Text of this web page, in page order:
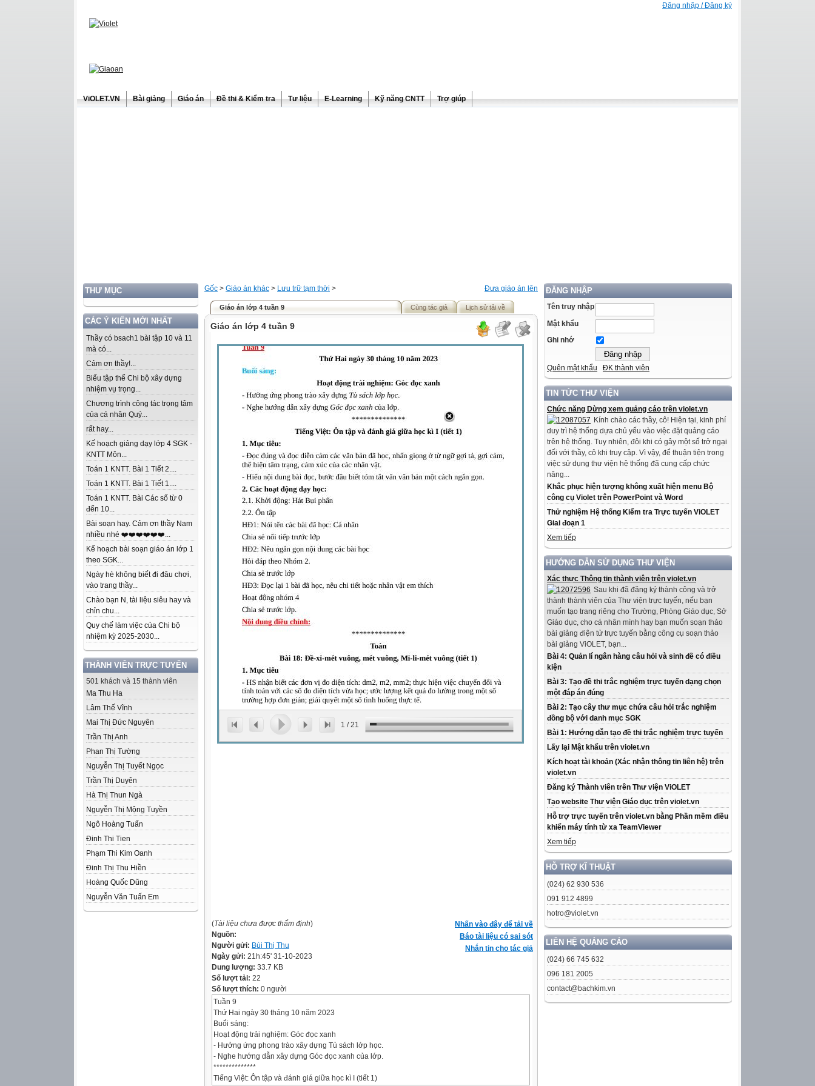
Đăng nhập / Đăng ký
ViOLET.VN Bài giảng Giáo án Đề thi & Kiểm tra Tư liệu E-Learning Kỹ năng CNTT Trợ giúp
THƯ MỤC
CÁC Ý KIẾN MỚI NHẤT
Thầy có bsach1 bài tập 10 và 11
mà có...
Cảm ơn thầy!...
Biểu tập thể Chi bộ xây dựng
nhiệm vụ trọng...
Chương trình công tác trọng tâm
của cá nhân Quý...
rất hay...
Kế hoạch giảng dạy lớp 4 SGK -
KNTT Môn...
Toán 1 KNTT. Bài 1 Tiết 2....
Toán 1 KNTT. Bài 1 Tiết 1....
Toán 1 KNTT. Bài Các số từ 0
đến 10...
Bài soạn hay. Cảm ơn thầy Nam
nhiều nhé ❤️❤️❤️❤️❤️❤️...
Kế hoạch bài soạn giáo án lớp 1
theo SGK...
Ngày hè không biết đi đâu chơi,
vào trang thầy...
Chào bạn N, tài liệu siêu hay và
chỉn chu...
Quy chế làm việc của Chi bộ
nhiệm kỳ 2025-2030...
THÀNH VIÊN TRỰC TUYẾN
501 khách và 15 thành viên
Ma Thu Ha
Lâm Thế Vĩnh
Mai Thị Đức Nguyên
Trần Thị Anh
Phan Thị Tường
Nguyễn Thị Tuyết Ngọc
Trần Thị Duyên
Hà Thị Thun Ngà
Nguyễn Thị Mộng Tuyền
Ngô Hoàng Tuấn
Đinh Thi Tien
Phạm Thi Kim Oanh
Đinh Thị Thu Hiền
Hoàng Quốc Dũng
Nguyễn Văn Tuấn Em
ĐĂNG NHẬP
Tên truy nhập
Mật khẩu
Ghi nhớ
Quên mật khẩu ĐK thành viên
TIN TỨC THƯ VIỆN
Chức năng Dừng xem quảng cáo trên violet.vn
Kính chào các thầy, cô! Hiện tại, kinh phí
duy trì hệ thống dựa chủ yếu vào việc đặt quảng cáo
trên hệ thống. Tuy nhiên, đôi khi có gây một số trở ngại
đối với thầy, cô khi truy cập. Vì vậy, để thuận tiện trong
việc sử dụng thư viện hệ thống đã cung cấp chức
năng...
Khắc phục hiện tượng không xuất hiện menu Bộ
công cụ Violet trên PowerPoint và Word
Thử nghiệm Hệ thống Kiểm tra Trực tuyến ViOLET
Giai đoạn 1
Xem tiếp
HƯỚNG DẪN SỬ DỤNG THƯ VIỆN
Xác thực Thông tin thành viên trên violet.vn
Sau khi đã đăng ký thành công và trở
thành thành viên của Thư viện trực tuyến, nếu bạn
muốn tạo trang riêng cho Trường, Phòng Giáo dục, Sở
Giáo dục, cho cá nhân mình hay bạn muốn soạn thảo
bài giảng điện tử trực tuyến bằng công cụ soạn thảo
bài giảng ViOLET, bạn...
Bài 4: Quản lí ngân hàng câu hỏi và sinh đề có điều
kiện
Bài 3: Tạo đề thi trắc nghiệm trực tuyến dạng chọn
một đáp án đúng
Bài 2: Tạo cây thư mục chứa câu hỏi trắc nghiệm
đồng bộ với danh mục SGK
Bài 1: Hướng dẫn tạo đề thi trắc nghiệm trực tuyến
Lấy lại Mật khẩu trên violet.vn
Kích hoạt tài khoản (Xác nhận thông tin liên hệ) trên
violet.vn
Đăng ký Thành viên trên Thư viện ViOLET
Tạo website Thư viện Giáo dục trên violet.vn
Hỗ trợ trực tuyến trên violet.vn bằng Phần mềm điều
khiển máy tính từ xa TeamViewer
Xem tiếp
HỖ TRỢ KĨ THUẬT
(024) 62 930 536
091 912 4899
hotro@violet.vn
LIÊN HỆ QUẢNG CÁO
(024) 66 745 632
096 181 2005
contact@bachkim.vn
Đưa giáo án lên
Gốc > Giáo án khác > Lưu trữ tạm thời >
Giáo án lớp 4 tuần 9 Cùng tác giả Lịch sử tải về
Giáo án lớp 4 tuần 9
1 /21
Nhấn vào đây để tải về
Báo tài liệu có sai sót
Nhắn tin cho tác giả
(Tài liệu chưa được thẩm định)
Nguồn:
Người gửi: Bùi Thị Thu
Ngày gửi: 21h:45' 31-10-2023
Dung lượng: 33.7 KB
Số lượt tải: 22
Số lượt thích: 0 người
Tuần 9
Thứ Hai ngày 30 tháng 10 năm 2023
Buổi sáng:
Hoạt động trải nghiệm: Góc đọc xanh
- Hưởng ứng phong trào xây dựng Tủ sách lớp học.
- Nghe hướng dẫn xây dựng Góc đọc xanh của lớp.
**************
Tiếng Việt: Ôn tập và đánh giá giữa học kì I (tiết 1)